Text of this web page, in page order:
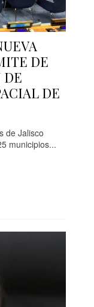
DE
DE
DE
de Jalisco
municipios...